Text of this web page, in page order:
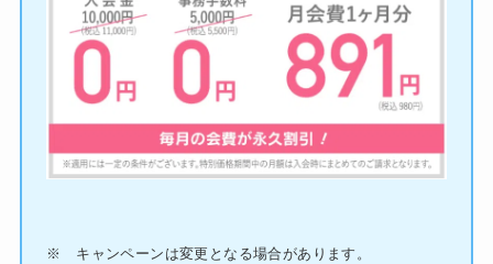
※ キャンペーンは変更となる場合があります。